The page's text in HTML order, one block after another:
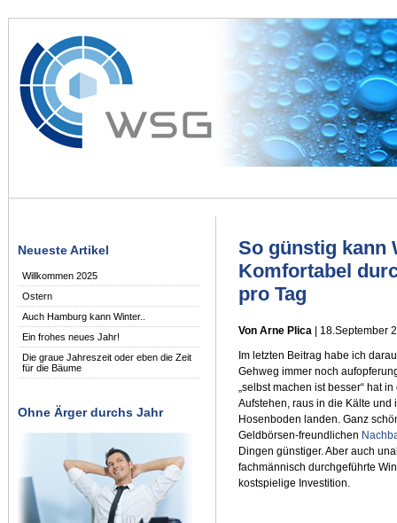
Neueste Artikel
Willkommen 2025
Ostern
Auch Hamburg kann Winter..
Ein frohes neues Jahr!
Die graue Jahreszeit oder eben die Zeit
für die Bäume
Ohne Ärger durchs Jahr
So günstig kann
Komfortabel
pro Tag
Von Arne Plica | 18.September
Im letzten Beitrag habe ich
Gehweg immer noch
„selbst machen ist besser“ hat
Aufstehen, raus in die Kälte und
Hosenboden landen. Ganz
Geldbörsen-freundlichen
Dingen günstiger. Aber auch
fachmännisch durchgeführte
kostspielige Investition.